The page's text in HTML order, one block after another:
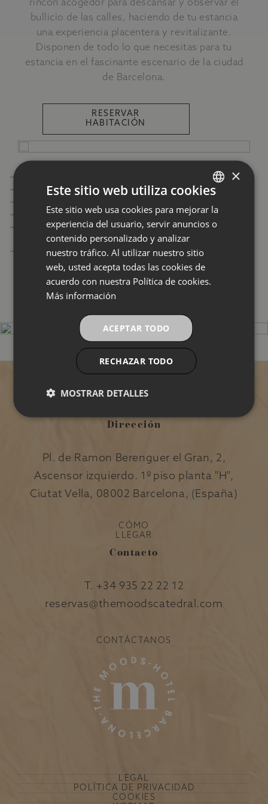
rincón acogedor para descansar y observar el
bullicio de las calles, haciendo de tu estancia
una experiencia placentera y revitalizante.
Disponen de todo lo que necesitas para tu
estancia en el fascinante escenario de la ciudad
de Barcelona.
RESERVAR
HABITACIÓN
Calefacción y aire acondicionado
Televisión pantalla plana
Balcón privado
Habitaciones exteriores
Agua de cortesía
VER MÁS
EXPERIENCIA PLACENTERA Y REVITALIZANTE
Dirección
Pl. de Ramon Berenguer el Gran, 2,
Ascensor izquierdo. 1º piso planta "H",
Ciutat Vella, 08002 Barcelona, (España)
CÓMO
LLEGAR
Contacto
T. +34 935 22 22 12
reservas@themoodscatedral.com
CONTÁCTANOS
LEGAL
POLÍTICA DE PRIVACIDAD
COOKIES
SPANISH
ENGLISH
CATALAN
×
Este sitio web utiliza cookies
Este sitio web usa cookies para mejorar la
experiencia del usuario, servir anuncios o
contenido personalizado y analizar
nuestro tráfico. Al utilizar nuestro sitio
web, usted acepta todas las cookies de
acuerdo con nuestra Política de cookies.
Más información
ACEPTAR TODO
RECHAZAR TODO
MOSTRAR DETALLES